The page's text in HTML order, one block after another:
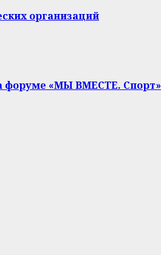
организаций
форуме «МЫ ВМЕСТЕ. Спорт»